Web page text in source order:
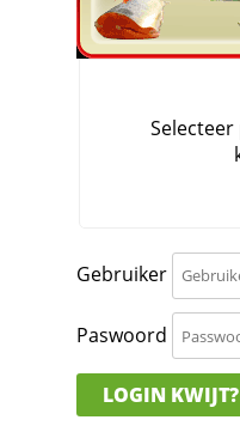
Gebruiker
Paswoord
LOGIN KWIJT?